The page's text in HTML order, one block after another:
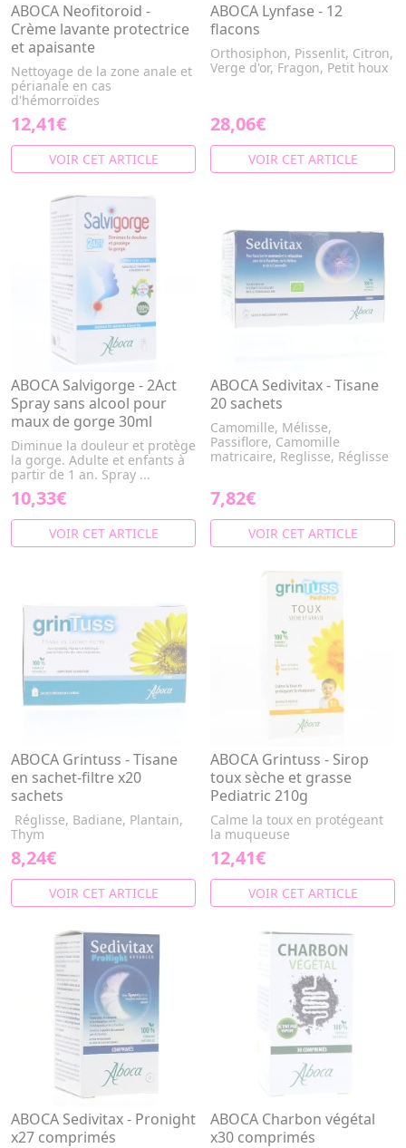
ABOCA Neofitoroid -
Crème lavante protectrice
et apaisante
Nettoyage de la zone anale et
périanale en cas
d'hémorroïdes
12,41€
VOIR CET ARTICLE
ABOCA Lynfase - 12
flacons
Orthosiphon, Pissenlit, Citron,
Verge d'or, Fragon, Petit houx
28,06€
VOIR CET ARTICLE
ABOCA Salvigorge - 2Act
Spray sans alcool pour
maux de gorge 30ml
Diminue la douleur et protège
la gorge. Adulte et enfants à
partir de 1 an. Spray ...
10,33€
VOIR CET ARTICLE
ABOCA Sedivitax - Tisane
20 sachets
Camomille, Mélisse,
Passiflore, Camomille
matricaire, Reglisse, Réglisse
7,82€
VOIR CET ARTICLE
ABOCA Grintuss - Tisane
en sachet-filtre x20
sachets
Réglisse, Badiane, Plantain,
Thym
8,24€
VOIR CET ARTICLE
ABOCA Grintuss - Sirop
toux sèche et grasse
Pediatric 210g
Calme la toux en protégeant
la muqueuse
12,41€
VOIR CET ARTICLE
ABOCA Sedivitax - Pronight
x27 comprimés
ABOCA Charbon végétal
x30 comprimés